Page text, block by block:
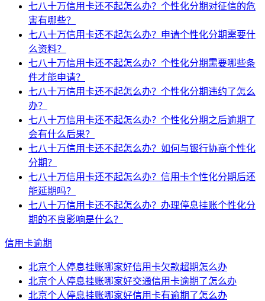
七八十万信用卡还不起怎么办？个性化分期对征信的危
害有哪些？
七八十万信用卡还不起怎么办？申请个性化分期需要什
么资料？
七八十万信用卡还不起怎么办？个性化分期需要哪些条
件才能申请？
七八十万信用卡还不起怎么办？个性化分期违约了怎么
办？
七八十万信用卡还不起怎么办？个性化分期之后逾期了
会有什么后果？
七八十万信用卡还不起怎么办？如何与银行协商个性化
分期？
七八十万信用卡还不起怎么办？信用卡个性化分期后还
能延期吗？
七八十万信用卡还不起怎么办？办理停息挂账个性化分
期的不良影响是什么？
信用卡逾期
北京个人停息挂账哪家好信用卡欠款超期怎么办
北京个人停息挂账哪家好交通信用卡逾期了怎么办
北京个人停息挂账哪家好信用卡有逾期了怎么办